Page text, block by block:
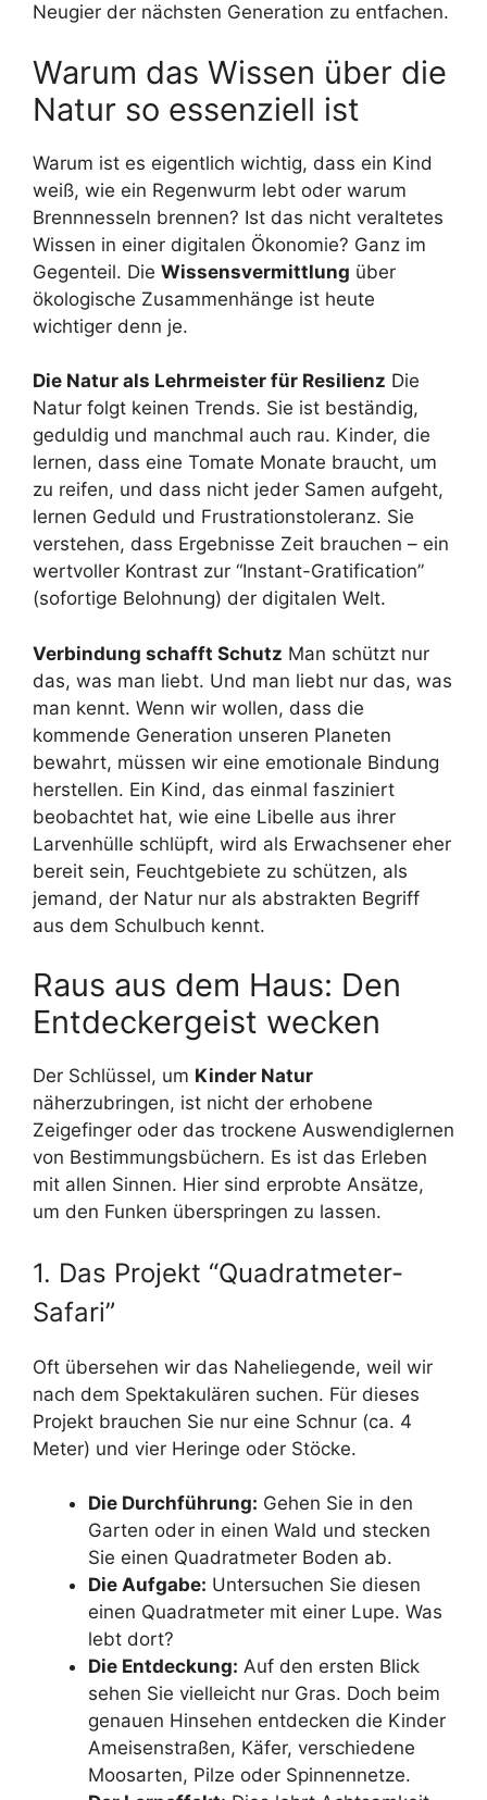
Neugier der nächsten Generation zu entfachen.
Warum das Wissen über die
Natur so essenziell ist
Warum ist es eigentlich wichtig, dass ein Kind
weiß, wie ein Regenwurm lebt oder warum
Brennnesseln brennen? Ist das nicht veraltetes
Wissen in einer digitalen Ökonomie? Ganz im
Gegenteil. Die Wissensvermittlung über
ökologische Zusammenhänge ist heute
wichtiger denn je.
Die Natur als Lehrmeister für Resilienz Die
Natur folgt keinen Trends. Sie ist beständig,
geduldig und manchmal auch rau. Kinder, die
lernen, dass eine Tomate Monate braucht, um
zu reifen, und dass nicht jeder Samen aufgeht,
lernen Geduld und Frustrationstoleranz. Sie
verstehen, dass Ergebnisse Zeit brauchen – ein
wertvoller Kontrast zur “Instant-Gratification”
(sofortige Belohnung) der digitalen Welt.
Verbindung schafft Schutz Man schützt nur
das, was man liebt. Und man liebt nur das, was
man kennt. Wenn wir wollen, dass die
kommende Generation unseren Planeten
bewahrt, müssen wir eine emotionale Bindung
herstellen. Ein Kind, das einmal fasziniert
beobachtet hat, wie eine Libelle aus ihrer
Larvenhülle schlüpft, wird als Erwachsener eher
bereit sein, Feuchtgebiete zu schützen, als
jemand, der Natur nur als abstrakten Begriff
aus dem Schulbuch kennt.
Raus aus dem Haus: Den
Entdeckergeist wecken
Der Schlüssel, um Kinder Natur
näherzubringen, ist nicht der erhobene
Zeigefinger oder das trockene Auswendiglernen
von Bestimmungsbüchern. Es ist das Erleben
mit allen Sinnen. Hier sind erprobte Ansätze,
um den Funken überspringen zu lassen.
1. Das Projekt “Quadratmeter-
Safari”
Oft übersehen wir das Naheliegende, weil wir
nach dem Spektakulären suchen. Für dieses
Projekt brauchen Sie nur eine Schnur (ca. 4
Meter) und vier Heringe oder Stöcke.
Die Durchführung: Gehen Sie in den
Garten oder in einen Wald und stecken
Sie einen Quadratmeter Boden ab.
Die Aufgabe: Untersuchen Sie diesen
einen Quadratmeter mit einer Lupe. Was
lebt dort?
Die Entdeckung: Auf den ersten Blick
sehen Sie vielleicht nur Gras. Doch beim
genauen Hinsehen entdecken die Kinder
Ameisenstraßen, Käfer, verschiedene
Moosarten, Pilze oder Spinnennetze.